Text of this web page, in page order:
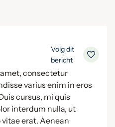
Volg dit
bericht
consectetur
varius enim in eros
cursus, mi quis
interdum nulla, ut
erat. Aenean